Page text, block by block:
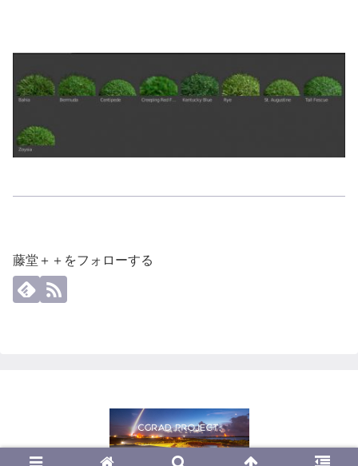
藤堂＋＋をフォローする